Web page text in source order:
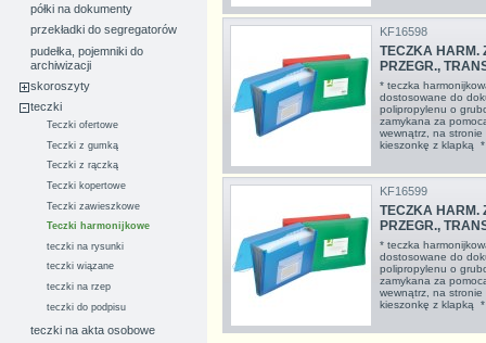
półki na dokumenty
przekładki do segregatorów
pudełka, pojemniki do
archiwizacji
skoroszyty
teczki
Teczki ofertowe
Teczki z gumką
Teczki z rączką
Teczki kopertowe
Teczki zawieszkowe
Teczki harmonijkowe
teczki na rysunki
teczki wiązane
teczki na rzep
teczki do podpisu
teczki na akta osobowe
KF16598
TECZKA HARM.
PRZEGR.,
* teczka
dostosowane do
polipropylenu o
zamykana za
wewnątrz, na
kieszonkę z klapką
KF16599
TECZKA HARM.
PRZEGR.,
* teczka
dostosowane do
polipropylenu o
zamykana za
wewnątrz, na
kieszonkę z klapką